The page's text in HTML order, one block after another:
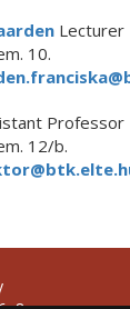
Lecturer
10.
Professor
12/b.